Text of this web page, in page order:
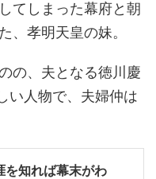
てしまった幕府と朝
、孝明天皇の妹。
の、夫となる徳川慶
い人物で、夫婦仲は
を知れば幕末がわ